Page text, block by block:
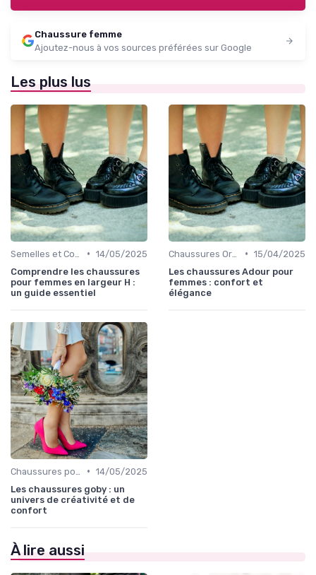
Chaussure femme
Ajoutez-nous à vos sources préférées sur Google
Les plus lus
• 14/05/2025
Comprendre les chaussures
pour femmes en largeur H :
un guide essentiel
• 15/04/2025
Les chaussures Adour pour
femmes : confort et
élégance
• 14/05/2025
Les chaussures goby : un
univers de créativité et de
confort
À lire aussi